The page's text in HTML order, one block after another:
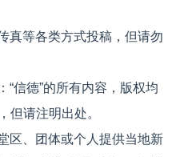
真等各类方式投稿，但请勿
“信德”的所有内容，版权均
但请注明出处。
区、团体或个人提供当地新